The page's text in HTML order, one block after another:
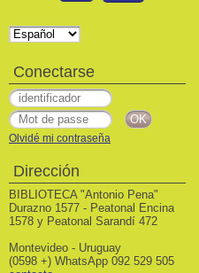
Conectarse
Olvidé mi contraseña
Dirección
BIBLIOTECA "Antonio Pena"
Durazno 1577 - Peatonal Encina
1578 y Peatonal Sarandí 472
Montevideo - Uruguay
(0598 +) WhatsApp 092 529 505